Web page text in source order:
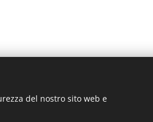
del nostro sito web e